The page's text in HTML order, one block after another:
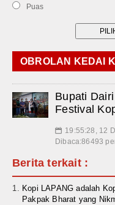
Puas
OBROLAN KEDAI
Bupati
Festival
📅 19:55:28, 12
Dibaca:86493
Berita terkait :
Kopi LAPANG adalah
Pakpak Bharat yang